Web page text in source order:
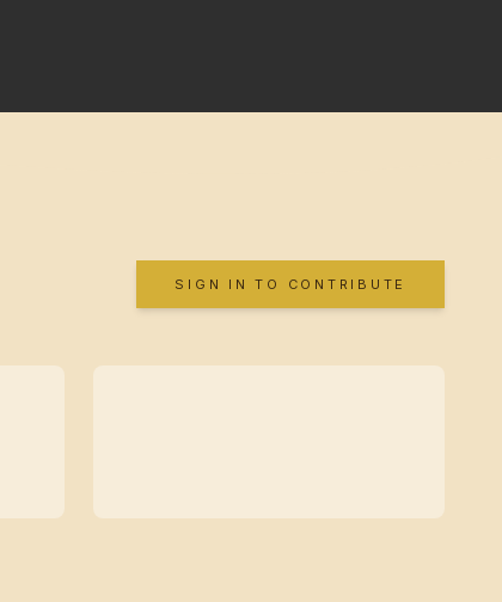
SIGN IN TO CONTRIBUTE